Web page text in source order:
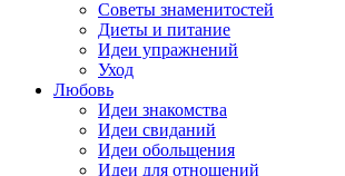
Советы знаменитостей
Диеты и питание
Идеи упражнений
Уход
Любовь
Идеи знакомства
Идеи свиданий
Идеи обольщения
Идеи для отношений